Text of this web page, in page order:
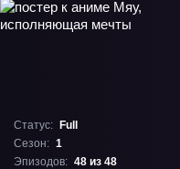
Статус:
Full
Сезон: 1
Эпизодов: 48 из 48